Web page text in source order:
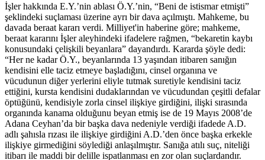
İşler hakkında E.Y.’nin ablası Ö.Y.’nin, “Beni de istismar etmişti”
şeklindeki suçlaması üzerine ayrı bir dava açılmıştı. Mahkeme, bu
davada beraat kararı verdi. Milliyet'in haberine göre; mahkeme,
beraat kararını İşler aleyhindeki ifadelere rağmen, “bekaretin kaybı
konusundaki çelişkili beyanlara” dayandırdı. Kararda şöyle dedi:
“Her ne kadar Ö.Y., beyanlarında 13 yaşından itibaren sanığın
kendisini elle taciz etmeye başladığını, cinsel organına ve
vücudunun diğer yerlerini eliyle tutmak suretiyle kendisini taciz
ettiğini, kursta kendisini dudaklarından ve vücudundan çeşitli defalar
öptüğünü, kendisiyle zorla cinsel ilişkiye girdiğini, ilişki sırasında
organında kanama olduğunu beyan etmiş ise de 19 Mayıs 2008’de
Adana Ceyhan’da bir başka dava nedeniyle verdiği ifadede A.D.
adlı şahısla rızası ile ilişkiye girdiğini A.D.’den önce başka erkekle
ilişkiye girmediğini söylediği anlaşılmıştır. Sanığa atılı suç, niteliği
itibarı ile maddi bir delille ispatlanması en zor olan suçlardandır.